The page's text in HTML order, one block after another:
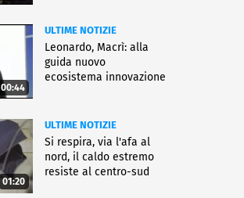
00:44
ULTIME NOTIZIE
Leonardo, Macrì: alla
guida nuovo
ecosistema innovazione
01:20
ULTIME NOTIZIE
Si respira, via l'afa al
nord, il caldo estremo
resiste al centro-sud